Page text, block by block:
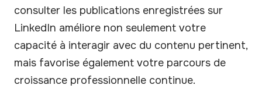
consulter les publications enregistrées sur
LinkedIn améliore non seulement votre
capacité à interagir avec du contenu pertinent,
mais favorise également votre parcours de
croissance professionnelle continue.